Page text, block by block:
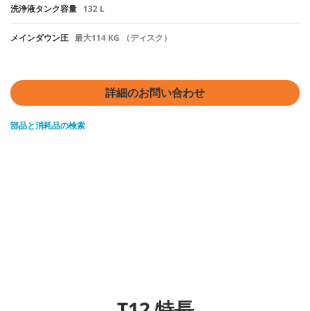
洗浄液タンク容量 132 L
メインダウン圧 最大114 KG （ディスク）
詳細のお問い合わせ
部品と消耗品の検索